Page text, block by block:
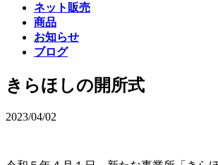
ネット販売
商品
お知らせ
ブログ
きらほしの開所式
2023/04/02